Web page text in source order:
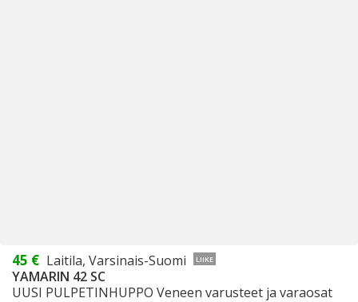
45 € Laitila, Varsinais-Suomi LIIKE
YAMARIN 42 SC
UUSI PULPETINHUPPO Veneen varusteet ja varaosat